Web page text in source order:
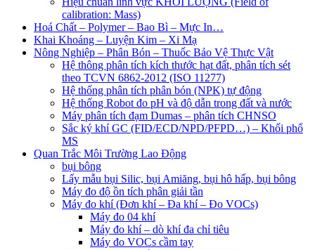
calibration: Mass)
Hoá Chất – Polymer – Bao Bì – Mực In…
Khai Khoáng – Luyện Kim – Xi Mạ
Nông Nghiệp – Phân Bón – Thuốc Bảo Vệ Thực Vật
Hệ thông phân tích kích thước hạt đất, phân tích sét
theo TCVN 6862-2012 (ISO 11277)
Hệ thống phân tích phân bón (NPK) tự động
Hệ thống Robot đo pH và độ dẫn trong đất và nước
Máy phân tích đạm Dumas – phân tích CHNSO
Sắc ký khí GC (FID/ECD/NPD/PFPD…) – Khối phổ
MS
Quan Trắc Môi Trường Lao Động
bụi bông
Lấy mẫu bụi Silic, bụi Amiăng, bụi hô hấp, bụi bông
Máy đo độ ồn tích phân giải tần
Máy đo khí (Đơn khí – Đa khí – Đo VOCs)
Máy đo 04 khí
Máy đo khí – dò khí đa chỉ tiêu
Máy đo VOCs cầm tay